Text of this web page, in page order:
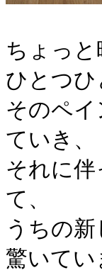
ちょっ
ひとつ
そのペ
ていき、
それに
て、
うちの
驚いてい